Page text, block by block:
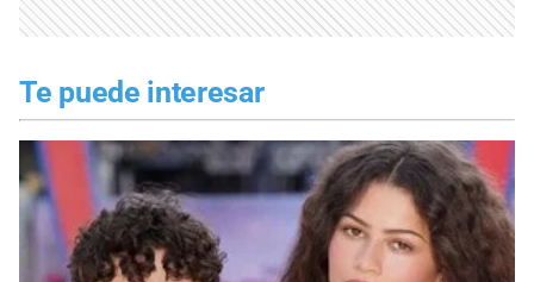
Te puede interesar